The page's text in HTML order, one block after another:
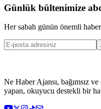
Günlük bültenimize
Her sabah günün önemli
Ne Haber Ajansı, bağımsız
yapan, okuyucu destekli bir